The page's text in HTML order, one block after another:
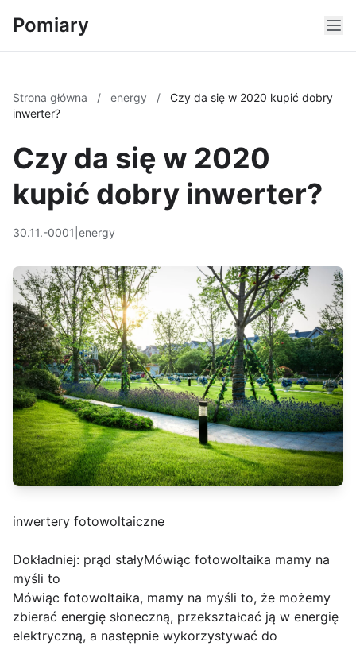
Pomiary
Strona główna / energy /
Czy da się w 2020 kupić dobry
inwerter?
Czy da się w 2020
kupić dobry inwerter?
30.11.-0001 energy
inwertery fotowoltaiczne
Dokładniej: prąd stałyMówiąc fotowoltaika mamy na
myśli to
Mówiąc fotowoltaika, mamy na myśli to, że możemy
zbierać energię słoneczną, przekształcać ją w energię
elektryczną, a następnie wykorzystywać do